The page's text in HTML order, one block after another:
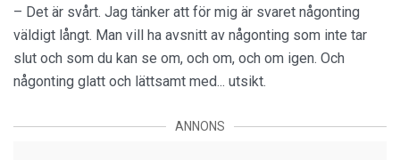
– Det är svårt. Jag tänker att för mig är svaret någonting
väldigt långt. Man vill ha avsnitt av någonting som inte tar
slut och som du kan se om, och om, och om igen. Och
någonting glatt och lättsamt med... utsikt.
ANNONS